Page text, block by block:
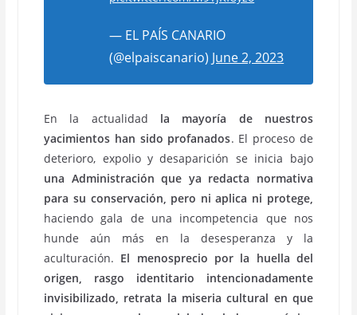
— EL PAÍS CANARIO
(@elpaiscanario) June 2, 2023
En la actualidad la mayoría de nuestros
yacimientos han sido profanados. El proceso de
deterioro, expolio y desaparición se inicia bajo
una Administración que ya redacta normativa
para su conservación, pero ni aplica ni protege,
haciendo gala de una incompetencia que nos
hunde aún más en la desesperanza y la
aculturación. El menosprecio por la huella del
origen, rasgo identitario intencionadamente
invisibilizado, retrata la miseria cultural en que